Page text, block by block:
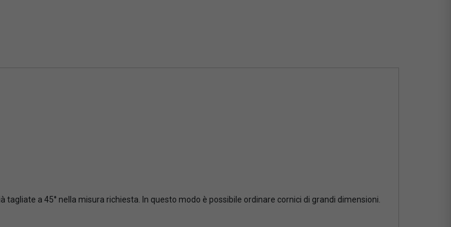
tagliate a 45° nella misura richiesta. In questo modo è possibile ordinare cornici di grandi dimensioni.